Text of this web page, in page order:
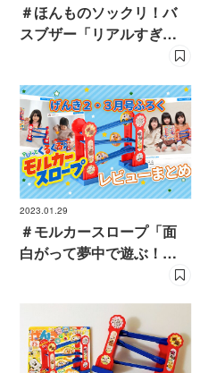
＃ほんものソックリ！バ
スブザー「リアルすぎ
る！」「こんなの欲しか
2023.01.29
＃モルカースロープ「面
白がって夢中で遊ぶ！」